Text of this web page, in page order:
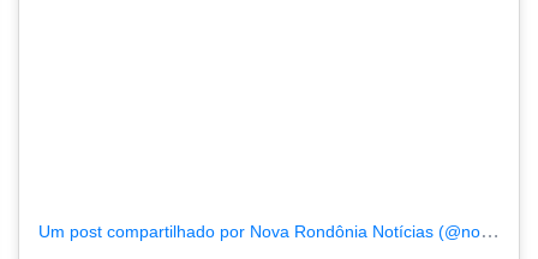
Um post compartilhado por Nova Rondônia Notícias (@novarondonia)